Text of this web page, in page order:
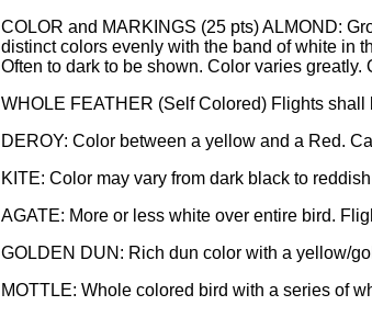
COLOR and MARKINGS (25 pts) ALMOND:
distinct colors evenly with the band of white in
Often to dark to be shown. Color varies
WHOLE FEATHER (Self Colored) Flights
DEROY: Color between a yellow and a Red.
KITE: Color may vary from dark black to
AGATE: More or less white over entire bird.
GOLDEN DUN: Rich dun color with a yellow/
MOTTLE: Whole colored bird with a series of